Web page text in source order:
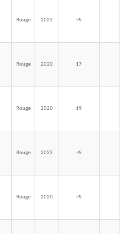
Rouge 2022 <5
Rouge 2020 17
Rouge 2020 19
Rouge 2022 <5
Rouge 2020 <5